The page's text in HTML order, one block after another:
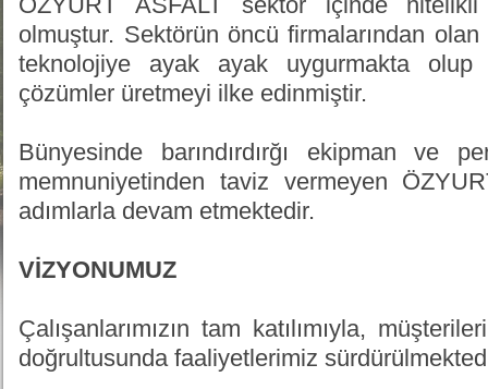
olmuştur. Sektörün öncü firmalarından
teknolojiye ayak ayak uygurmakta
çözümler üretmeyi ilke edinmiştir.
Bünyesinde barındırdırğı ekipman ve
memnuniyetinden taviz vermeyen
adımlarla devam etmektedir.
VİZYONUMUZ
Çalışanlarımızın tam katılımıyla,
doğrultusunda faaliyetlerimiz